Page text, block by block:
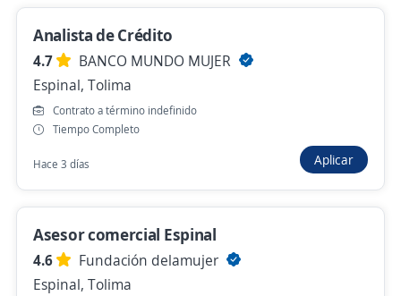
Se precisa Urgente
Asesor Comercial Libranza
Lejarde y Ortiz Services E.U.
Medellín, Antioquia
Analista de Crédito
4.7
BANCO MUNDO MUJER
Espinal, Tolima
Contrato a término indefinido
Tiempo Completo
Hace 3 días Aplicar
Asesor comercial Espinal
4.6
Fundación delamujer
Espinal, Tolima